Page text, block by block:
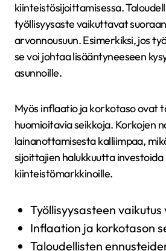
kiinteistösijoittamisessa.
työllisyysaste vaikuttavat
arvonnousuun. Esimerkiksi, jos
se voi johtaa lisääntyneeseen
asunnoille.
Myös inflaatio ja korkotaso ovat
huomioitavia seikkoja. Korkojen
lainanottamisesta kalliimpaa,
sijoittajien halukkuutta investoida
kiinteistömarkkinoille.
Työllisyysasteen
Inflaation ja korkotason
Taloudellisten